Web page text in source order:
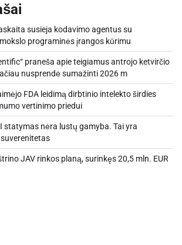
susieja kodavimo agentus su
programinės įrangos kūrimu
praneša apie teigiamus antrojo ketvirčio
nusprendė sumažinti 2026 m
FDA leidimą dirbtinio intelekto širdies
vertinimo priedui
statymas nėra lustų gamyba. Tai yra
JAV rinkos planą, surinkęs 20,5 mln. EUR